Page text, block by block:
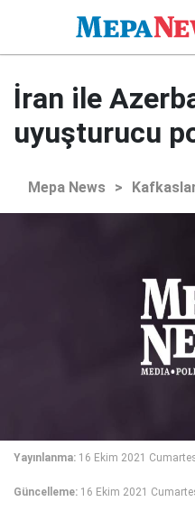
İran ile
uyuşturucu
Mepa News >
Yayınlanma: 16 Ekim 2021
Güncelleme: 16 Ekim 2021